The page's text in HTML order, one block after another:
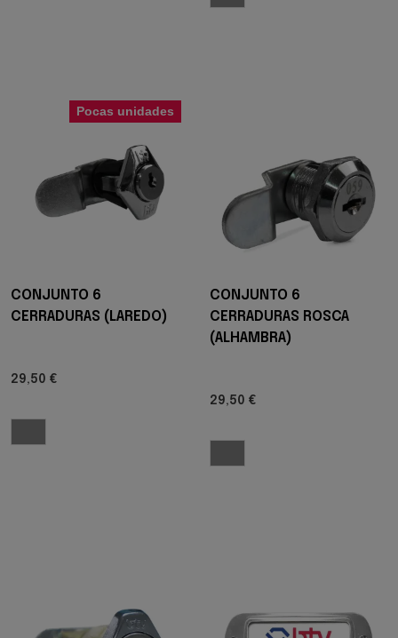
Pocas unidades
CONJUNTO 6
CERRADURAS (LAREDO)
29,50 €
CONJUNTO 6
CERRADURAS ROSCA
(ALHAMBRA)
29,50 €